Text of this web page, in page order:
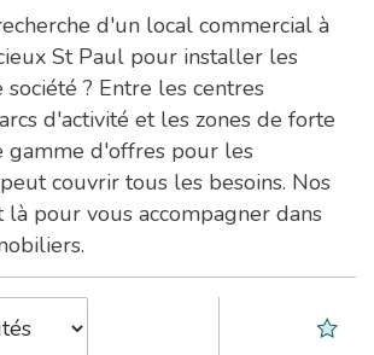
d'un local commercial à
St Paul pour installer les
? Entre les centres
d'activité et les zones de forte
gamme d'offres pour les
couvrir tous les besoins. Nos
là pour vous accompagner dans